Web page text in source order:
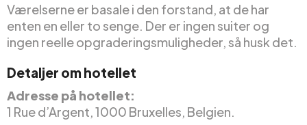
Værelserne er basale i den forstand, at de har
enten en eller to senge. Der er ingen suiter og
ingen reelle opgraderingsmuligheder, så husk det.
Detaljer om hotellet
Adresse på hotellet:
1 Rue d’Argent, 1000 Bruxelles, Belgien.